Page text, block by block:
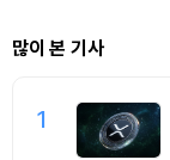
많이 본 기사
1